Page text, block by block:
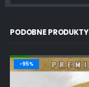
PODOBNE PRODUKTY
-95%